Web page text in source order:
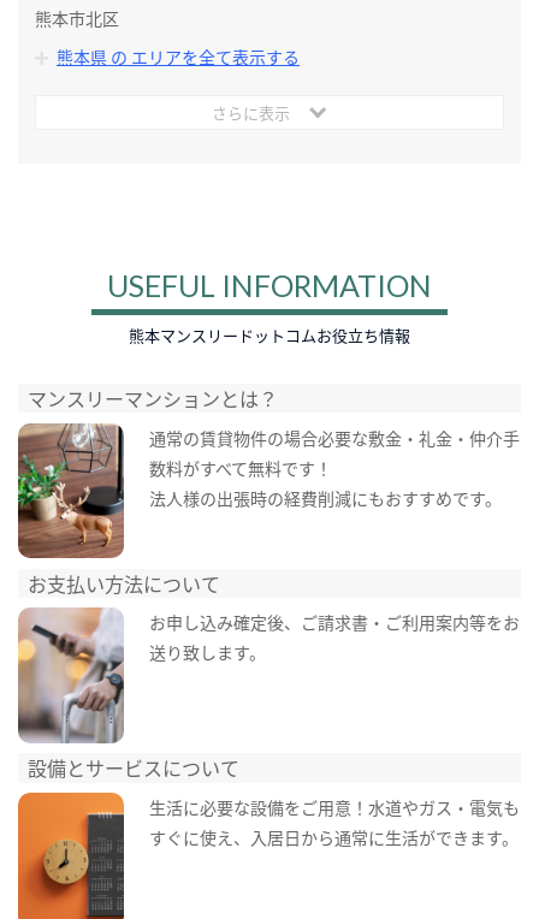
熊本市北区
熊本県 の エリアを全て表示する
さらに表示
USEFUL INFORMATION
熊本マンスリードットコムお役立ち情報
マンスリーマンションとは？
通常の賃貸物件の場合必要な敷金・礼金・仲介手
数料がすべて無料です！
法人様の出張時の経費削減にもおすすめです。
お支払い方法について
お申し込み確定後、ご請求書・ご利用案内等をお
送り致します。
設備とサービスについて
生活に必要な設備をご用意！水道やガス・電気も
すぐに使え、入居日から通常に生活ができます。